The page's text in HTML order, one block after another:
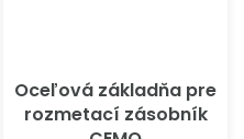
Oceľová základňa pre
rozmetací zásobník